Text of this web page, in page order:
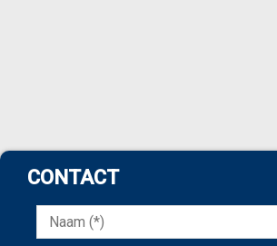
CONTACT